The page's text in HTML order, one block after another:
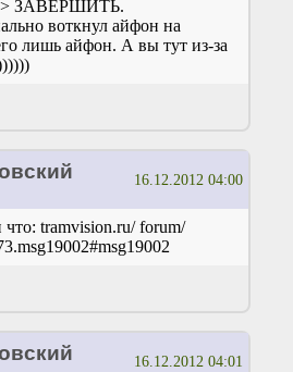
-> ЗАВЕРШИТЬ.
воткнул айфон на
лишь айфон. А вы тут из-за
16.12.2012 04:00
что: tramvision.ru/ forum/
16.12.2012 04:01